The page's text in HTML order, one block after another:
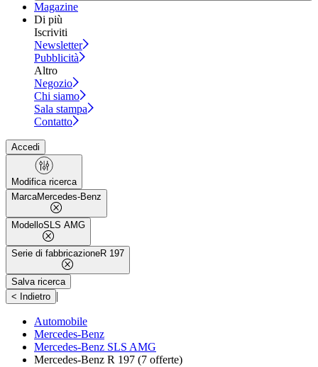
Magazine
Di più
Iscriviti
Newsletter
Pubblicità
Altro
Negozio
Chi siamo
Sala stampa
Contatto
Accedi
Modifica ricerca
MarcaMercedes-Benz
ModelloSLS AMG
Serie di fabbricazioneR 197
Salva ricerca
< Indietro |
Automobile
Mercedes-Benz
Mercedes-Benz SLS AMG
Mercedes-Benz R 197 (7 offerte)